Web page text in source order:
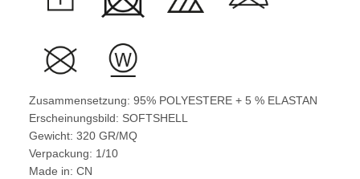
Zusammensetzung: 95% POLYESTERE + 5 % ELASTAN
Erscheinungsbild: SOFTSHELL
Gewicht: 320 GR/MQ
Verpackung: 1/10
Made in: CN